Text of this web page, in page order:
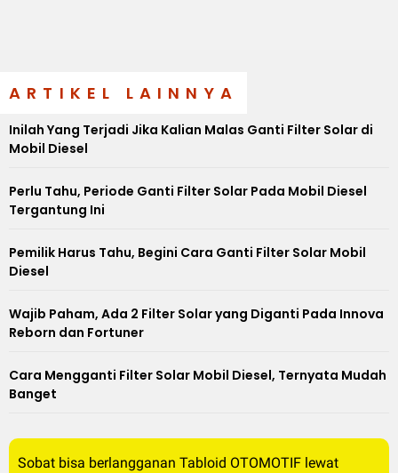
ARTIKEL LAINNYA
Inilah Yang Terjadi Jika Kalian Malas Ganti Filter Solar di
Mobil Diesel
Perlu Tahu, Periode Ganti Filter Solar Pada Mobil Diesel
Tergantung Ini
Pemilik Harus Tahu, Begini Cara Ganti Filter Solar Mobil
Diesel
Wajib Paham, Ada 2 Filter Solar yang Diganti Pada Innova
Reborn dan Fortuner
Cara Mengganti Filter Solar Mobil Diesel, Ternyata Mudah
Banget
Sobat bisa berlangganan Tabloid OTOMOTIF lewat